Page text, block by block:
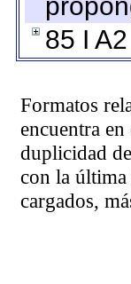
85 I
Formatos
encuentra en
duplicidad
con la última
cargados,